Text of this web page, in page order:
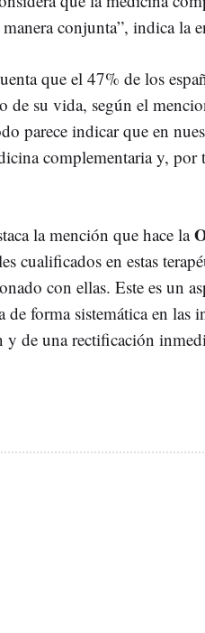
conjunta”, indica la
que el 47% de los
de su vida, según el
parece indicar que en
complementaria y, por
la mención que hace la
cualificados en estas
con ellas. Este es un
forma sistemática en las
y de una rectificación